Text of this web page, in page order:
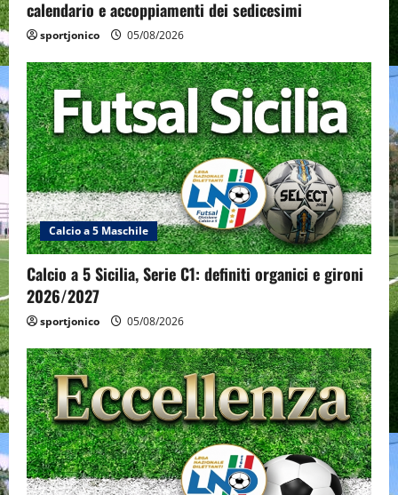
calendario e accoppiamenti dei sedicesimi
sportjonico 05/08/2026
Calcio a 5 Maschile
Calcio a 5 Sicilia, Serie C1: definiti organici e gironi
2026/2027
sportjonico 05/08/2026